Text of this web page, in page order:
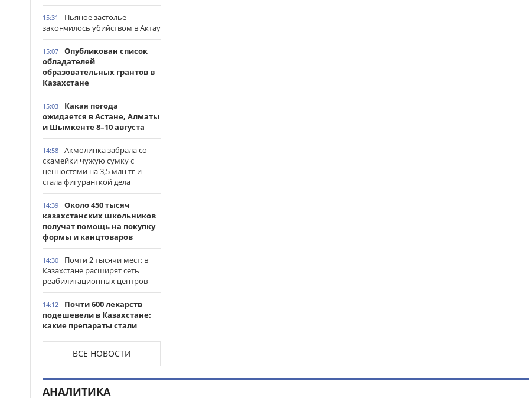
15:31
Пьяное застолье
закончилось убийством в Актау
15:07
Опубликован список
обладателей
образовательных грантов в
Казахстане
15:03
Какая погода
ожидается в Астане, Алматы
и Шымкенте 8–10 августа
14:58
Акмолинка забрала со
скамейки чужую сумку с
ценностями на 3,5 млн тг и
стала фигуранткой дела
14:39
Около 450 тысяч
казахстанских школьников
получат помощь на покупку
формы и канцтоваров
14:30
Почти 2 тысячи мест: в
Казахстане расширят сеть
реабилитационных центров
14:12
Почти 600 лекарств
подешевели в Казахстане:
какие препараты стали
доступнее
Казахстанские
таеквондисты завоевали
четыре медали на турнире в
Индонезии
ВСЕ НОВОСТИ
АНАЛИТИКА